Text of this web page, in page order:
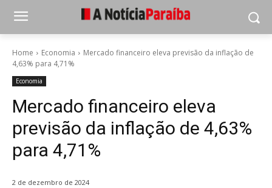
Home Economia
Mercado financeiro eleva previsão da inflação de
4,63% para 4,71%
Economia
Mercado financeiro eleva
previsão da inflação de 4,63%
para 4,71%
2 de dezembro de 2024